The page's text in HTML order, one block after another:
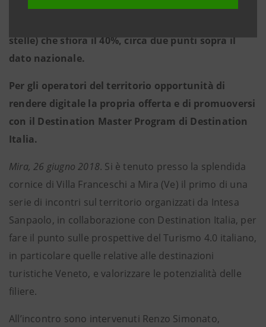
stelle) che sfiora il 40%, circa due punti sopra il
dato nazionale.
Per gli operatori del territorio opportunità di
rendere digitale la propria offerta e di promuoversi
con il Destination Master Program di Destination
Italia.
Mira, 26 giugno 2018. Si è tenuto presso la splendida
cornice di Villa Franceschi a Mira (Ve) il primo di una
serie di incontri sul territorio organizzati da Intesa
Sanpaolo, in collaborazione con Destination Italia, per
fare il punto sulle prospettive del Turismo 4.0 italiano,
in particolare quelle relative alle destinazioni
turistiche Veneto, e valorizzare le potenzialità delle
filiere.
All’incontro sono intervenuti Renzo Simonato,